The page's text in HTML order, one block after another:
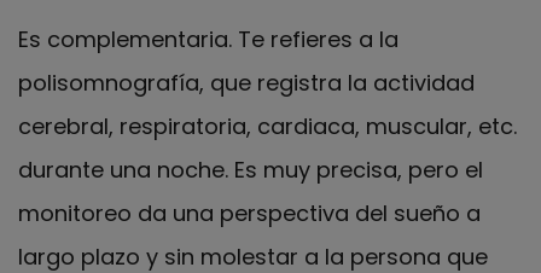
Es complementaria. Te refieres a la
polisomnografía, que registra la actividad
cerebral, respiratoria, cardiaca, muscular, etc.
durante una noche. Es muy precisa, pero el
monitoreo da una perspectiva del sueño a
largo plazo y sin molestar a la persona que